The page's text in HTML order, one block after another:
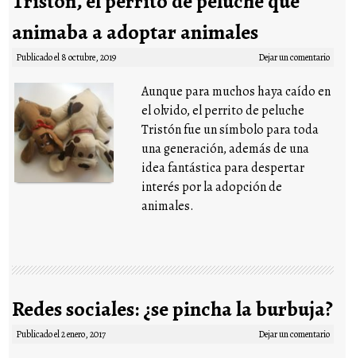
animaba a adoptar animales
Publicado el8 octubre, 2019 Dejar un comentario
Aunque para muchos haya caído en
el olvido, el perrito de peluche
Tristón fue un símbolo para toda
una generación, además de una
idea fantástica para despertar
interés por la adopción de
animales.
Redes sociales: ¿se pincha la burbuja?
Publicado el2 enero, 2017 Dejar un comentario